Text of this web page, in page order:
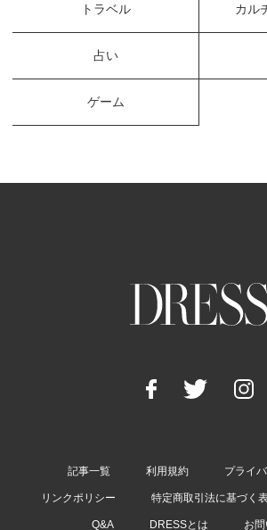
トラベル カル
占い
ゲーム
記事一覧 利用規約 プライ
リンクポリシー 特定商取引法に基づく
Q&A DRESSとは お